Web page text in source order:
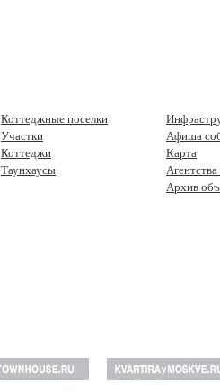
Коттеджные поселки
Участки
Коттеджи
Таунхаусы
Афиша
Карта
Архив